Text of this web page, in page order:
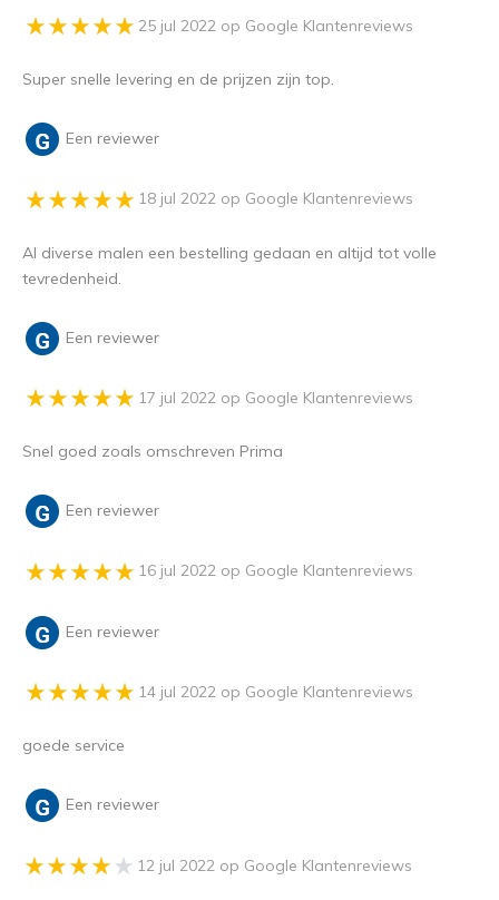
25 jul 2022 op Google Klantenreviews
Super snelle levering en de prijzen zijn top.
Een reviewer
18 jul 2022 op Google Klantenreviews
Al diverse malen een bestelling gedaan en altijd tot volle
tevredenheid.
Een reviewer
17 jul 2022 op Google Klantenreviews
Snel goed zoals omschreven Prima
Een reviewer
16 jul 2022 op Google Klantenreviews
Een reviewer
14 jul 2022 op Google Klantenreviews
goede service
Een reviewer
12 jul 2022 op Google Klantenreviews